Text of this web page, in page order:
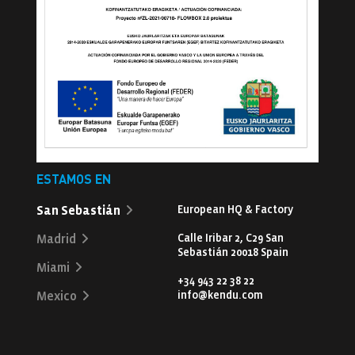
ESTAMOS EN
San Sebastián
Madrid
Miami
Mexico
European HQ & Factory
Calle Iribar 2, C29 San
Sebastián 20018 Spain
+34 943 22 38 22
info@kendu.com